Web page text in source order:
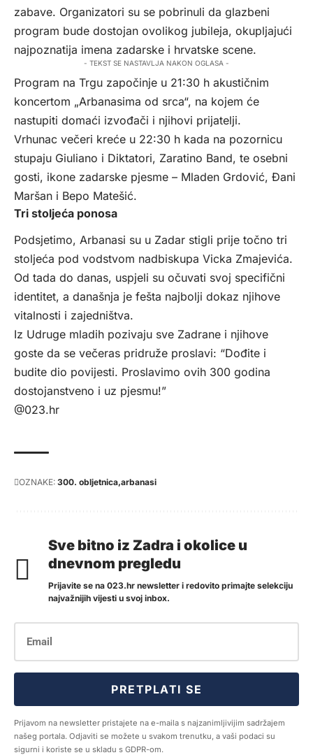
zabave. Organizatori su se pobrinuli da glazbeni
program bude dostojan ovolikog jubileja, okupljajući
najpoznatija imena zadarske i hrvatske scene.
- TEKST SE NASTAVLJA NAKON OGLASA -
Program na Trgu započinje u 21:30 h akustičnim
koncertom „Arbanasima od srca“, na kojem će
nastupiti domaći izvođači i njihovi prijatelji.
Vrhunac večeri kreće u 22:30 h kada na pozornicu
stupaju Giuliano i Diktatori, Zaratino Band, te osebni
gosti, ikone zadarske pjesme – Mladen Grdović, Đani
Maršan i Bepo Matešić.
Tri stoljeća ponosa
Podsjetimo, Arbanasi su u Zadar stigli prije točno tri
stoljeća pod vodstvom nadbiskupa Vicka Zmajevića.
Od tada do danas, uspjeli su očuvati svoj specifični
identitet, a današnja je fešta najbolji dokaz njihove
vitalnosti i zajedništva.
Iz Udruge mladih pozivaju sve Zadrane i njihove
goste da se večeras pridruže proslavi: “Dođite i
budite dio povijesti. Proslavimo ovih 300 godina
dostojanstveno i uz pjesmu!”
@023.hr
OZNAKE: 300. obljetnica arbanasi
Sve bitno iz Zadra i okolice u
dnevnom pregledu
Prijavite se na 023.hr newsletter i redovito primajte selekciju
najvažnijih vijesti u svoj inbox.
PRETPLATI SE
Prijavom na newsletter pristajete na e-maila s najzanimljivijim sadržajem
našeg portala. Odjaviti se možete u svakom trenutku, a vaši podaci su
sigurni i koriste se u skladu s GDPR-om.